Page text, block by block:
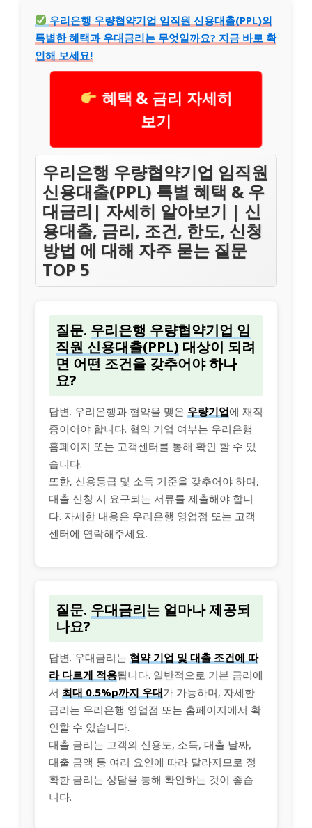
우리은행 우량협약기업 임직원 신용대출(PPL)의
특별한 혜택과 우대금리는 무엇일까요? 지금 바로 확
인해 보세요!
혜택 & 금리 자세히
보기
우리은행 우량협약기업 임직원
신용대출(PPL) 특별 혜택 & 우
대금리| 자세히 알아보기 | 신
용대출, 금리, 조건, 한도, 신청
방법 에 대해 자주 묻는 질문
TOP 5
질문. 우리은행 우량협약기업 임
직원 신용대출(PPL) 대상이 되려
면 어떤 조건을 갖추어야 하나
요?
답변. 우리은행과 협약을 맺은 우량기업에 재직
중이어야 합니다. 협약 기업 여부는 우리은행
홈페이지 또는 고객센터를 통해 확인 할 수 있
습니다.
또한, 신용등급 및 소득 기준을 갖추어야 하며,
대출 신청 시 요구되는 서류를 제출해야 합니
다. 자세한 내용은 우리은행 영업점 또는 고객
센터에 연락해주세요.
질문. 우대금리는 얼마나 제공되
나요?
답변. 우대금리는 협약 기업 및 대출 조건에 따
라 다르게 적용됩니다. 일반적으로 기본 금리에
서 최대 0.5%p까지 우대가 가능하며, 자세한
금리는 우리은행 영업점 또는 홈페이지에서 확
인할 수 있습니다.
대출 금리는 고객의 신용도, 소득, 대출 날짜,
대출 금액 등 여러 요인에 따라 달라지므로 정
확한 금리는 상담을 통해 확인하는 것이 좋습
니다.